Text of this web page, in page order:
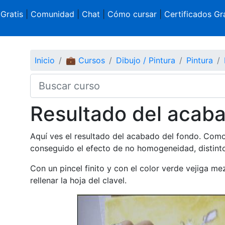
Comunidad Chat Cómo cursar| Certificados
Inicio 💼 Cursos Dibujo / Pintura Pintura
Resultado del
Aquí ves el resultado del acabado del fondo.
conseguido el efecto de no homogeneidad,
Con un pincel finito y con el color verde vejiga
rellenar la hoja del clavel.